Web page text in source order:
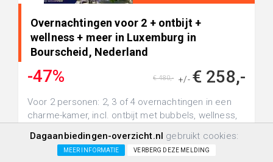
Overnachtingen voor 2 + ontbijt +
wellness + meer in Luxemburg in
Bourscheid, Nederland
-47% +/- € 258,-
€ 480,-
Voor 2 personen: 2, 3 of 4 overnachtingen in een
charme-kamer, incl. ontbijt met bubbels, wellness,
Dagaanbiedingen-overzicht.nl gebruikt cookies:
MEER INFORMATIE VERBERG DEZE MELDING